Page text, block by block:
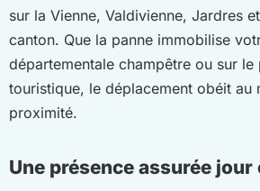
sur la Vienne, Valdivienne, Jardres
canton. Que la panne immobilise
départementale champêtre ou sur le
touristique, le déplacement obéit au
proximité.
Une présence assurée jour